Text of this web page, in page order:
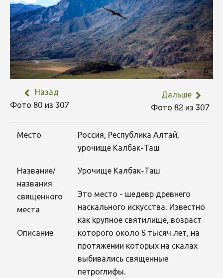
Назад
Фото 80 из 307
Дальше
Фото 82 из 307
Место
Россия, Республика Алтай,
урочище Калбак-Таш
Название/
названия
священного
места
Урочище Калбак-Таш
Описание
Это место - шедевр древнего
наскального искусства. Известно
как крупное святилище, возраст
которого около 5 тысяч лет, на
протяжении которых на скалах
выбивались священные
петроглифы.